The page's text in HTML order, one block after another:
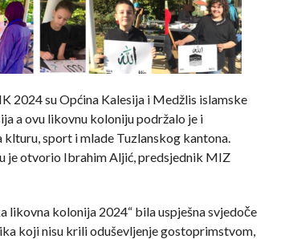
2024 su Općina Kalesija i Medžlis islamske
a ovu likovnu koloniju podržalo je i
sport i mlade Tuzlanskog kantona.
je otvorio Ibrahim Aljić, predsjednik MIZ
likovna kolonija 2024“ bila uspješna svjedoče
koji nisu krili oduševljenje gostoprimstvom,